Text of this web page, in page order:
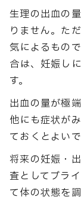
生理の出血の
りません。た
気によるもの
合は、妊娠し
す。
出血の量が極
他にも症状が
ておくとよいで
将来の妊娠・
査としてブラ
て体の状態を